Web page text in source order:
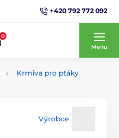
+420 792 772 092
0
Menu
Krmiva pro ptáky
Výrobce